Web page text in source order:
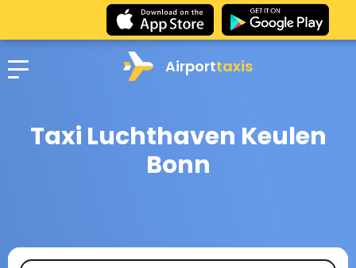
Airporttaxis
Taxi Luchthaven Keulen
Bonn